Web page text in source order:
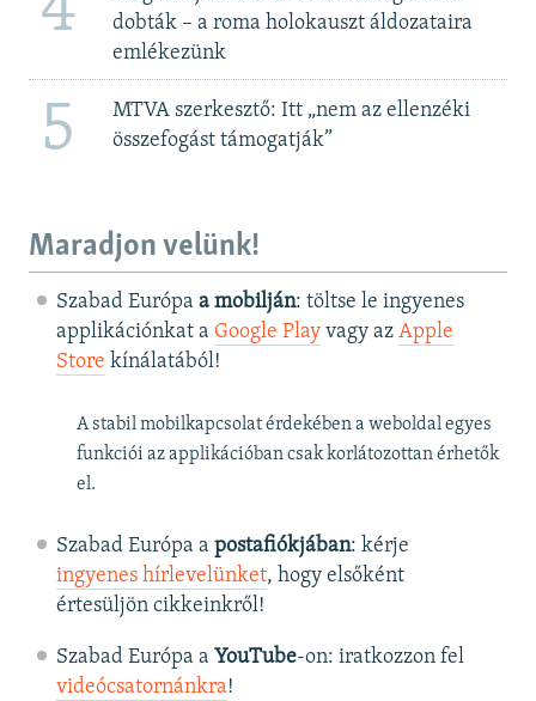
dobták – a roma holokauszt áldozataira
emlékezünk
5
MTVA szerkesztő: Itt „nem az ellenzéki
összefogást támogatják”
Maradjon velünk!
Szabad Európa a mobilján: töltse le ingyenes
applikációnkat a Google Playvagy az Apple
Store kínálatából!
A stabil mobilkapcsolat érdekében a weboldal egyes
funkciói az applikációban csak korlátozottan érhetők
el.
Szabad Európa a postafiókjában: kérje
ingyenes hírlevelünket, hogy elsőként
értesüljön cikkeinkről!
Szabad Európa a YouTube-on: iratkozzon fel
videócsatornánkra!